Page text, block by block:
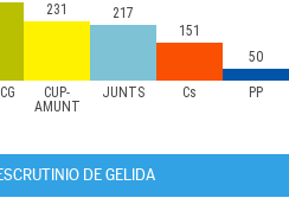
CUP-
AMUNT
JUNTS Cs PP
231
217
151
50
DE GELIDA